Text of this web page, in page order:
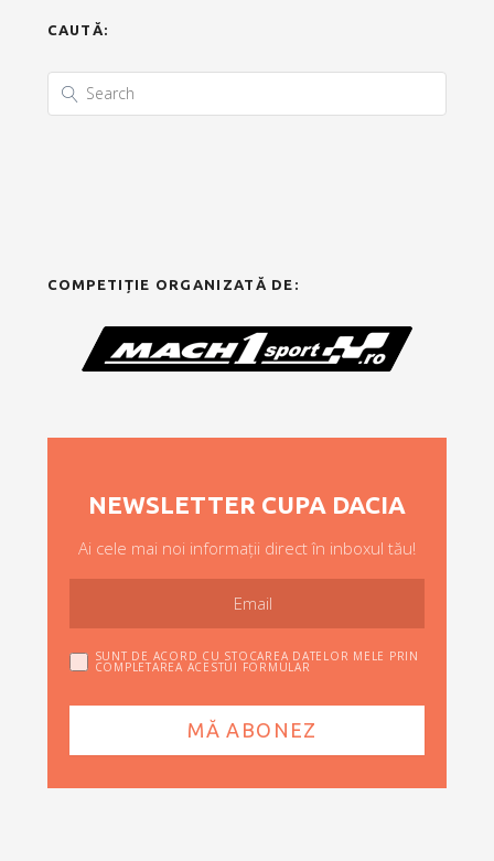
CAUTĂ:
COMPETIȚIE ORGANIZATĂ DE:
NEWSLETTER CUPA DACIA
Ai cele mai noi informații direct în inboxul tău!
SUNT DE ACORD CU STOCAREA DATELOR MELE PRIN
COMPLETAREA ACESTUI FORMULAR